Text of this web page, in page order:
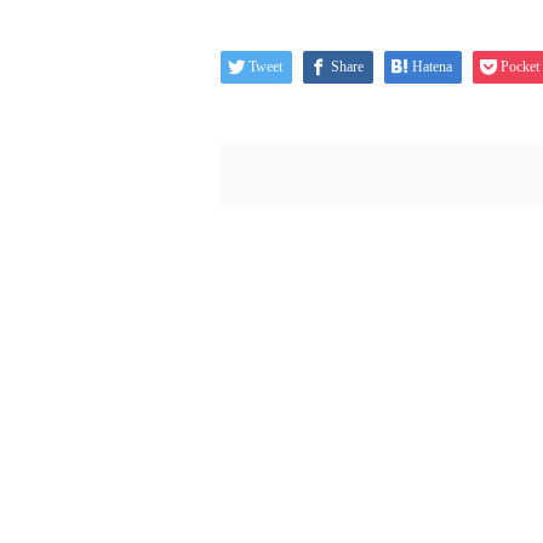
Tweet Share Hatena Pocket